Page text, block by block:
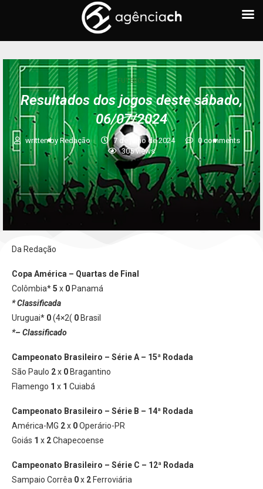
FUTEBOL
Resultados dos jogos deste sábado,
06/07/2024
written by Redação 7 de julho de 2024
0 comments
305views
Da Redação
Copa América – Quartas de Final
Colômbia*5 x 0 Panamá
* Classificada
Uruguai* 0(4×2( 0 Brasil
*– Classificado
Campeonato Brasileiro – Série A – 15ª Rodada
São Paulo 2x 0 Bragantino
Flamengo 1 x 1 Cuiabá
Campeonato Brasileiro – Série B – 14ª Rodada
América-MG 2x 0Operário-PR
Goiás 1 x 2Chapecoense
Campeonato Brasileiro – Série C – 12ª Rodada
Sampaio Corrêa 0x 2 Ferroviária